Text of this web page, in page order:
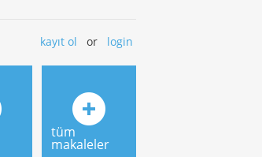
kayıt ol or login
tüm
makaleler